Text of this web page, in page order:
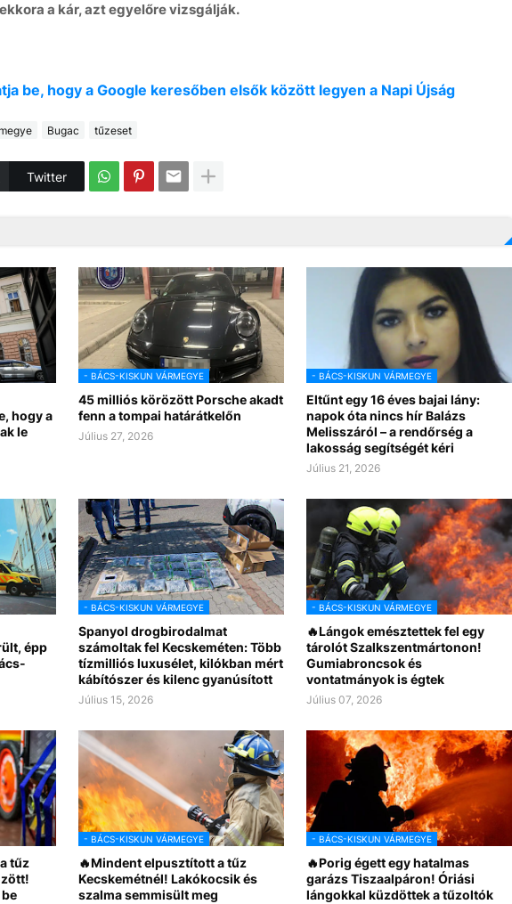
a kár, azt egyelőre vizsgálják.
be, hogy a Google keresőben elsők között legyen a Napi Újság
Bugac tűzeset
Twitter
hogy a
le
- BÁCS-KISKUN VÁRMEGYE
45 milliós körözött Porsche akadt
fenn a tompai határátkelőn
Július 27, 2026
- BÁCS-KISKUN VÁRMEGYE
Eltűnt egy 16 éves bajai lány:
napok óta nincs hír Balázs
Melisszáról – a rendőrség a
lakosság segítségét kéri
Július 21, 2026
épp
- BÁCS-KISKUN VÁRMEGYE
Spanyol drogbirodalmat
számoltak fel Kecskeméten: Több
tízmilliós luxusélet, kilókban mért
kábítószer és kilenc gyanúsított
Július 15, 2026
- BÁCS-KISKUN VÁRMEGYE
🔥Lángok emésztettek fel egy
tárolót Szalkszentmártonon!
Gumiabroncsok és
vontatmányok is égtek
Július 07, 2026
tűz
- BÁCS-KISKUN VÁRMEGYE
🔥Mindent elpusztított a tűz
Kecskemétnél! Lakókocsik és
szalma semmisült meg
- BÁCS-KISKUN VÁRMEGYE
🔥Porig égett egy hatalmas
garázs Tiszaalpáron! Óriási
lángokkal küzdöttek a tűzoltók